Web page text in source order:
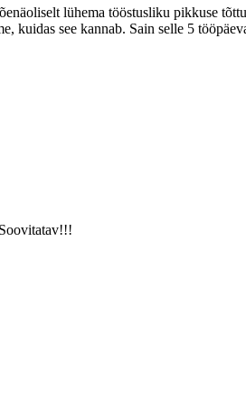
lühema tööstusliku pikkuse
kuidas see kannab. Sain selle 5